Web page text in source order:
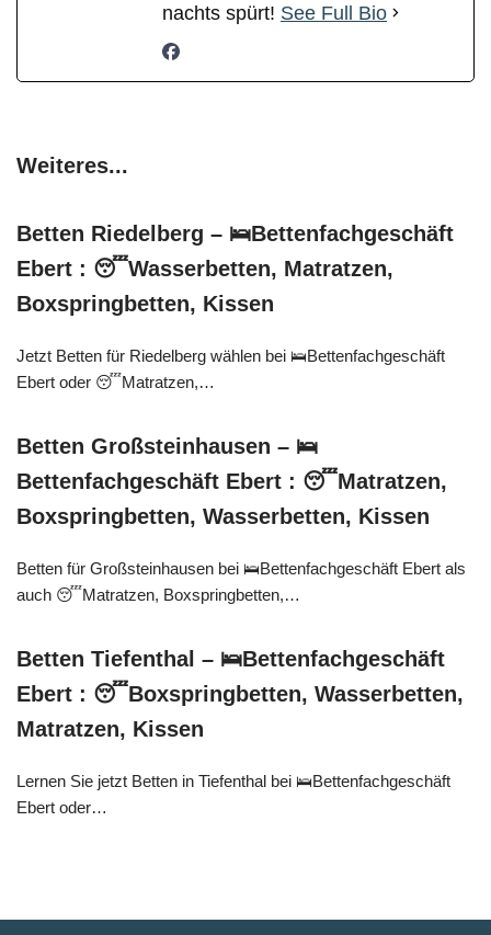
nachts spürt! See Full Bio
Weiteres...
Betten Riedelberg – 🛌Bettenfachgeschäft
Ebert : 😴Wasserbetten, Matratzen,
Boxspringbetten, Kissen
Jetzt Betten für Riedelberg wählen bei 🛌Bettenfachgeschäft
Ebert oder 😴Matratzen,…
Betten Großsteinhausen – 🛌
Bettenfachgeschäft Ebert : 😴Matratzen,
Boxspringbetten, Wasserbetten, Kissen
Betten für Großsteinhausen bei 🛌Bettenfachgeschäft Ebert als
auch 😴Matratzen, Boxspringbetten,…
Betten Tiefenthal – 🛌Bettenfachgeschäft
Ebert : 😴Boxspringbetten, Wasserbetten,
Matratzen, Kissen
Lernen Sie jetzt Betten in Tiefenthal bei 🛌Bettenfachgeschäft
Ebert oder…